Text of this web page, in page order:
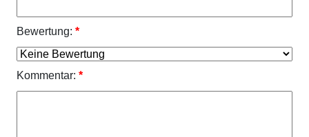
Bewertung: *
Kommentar: *